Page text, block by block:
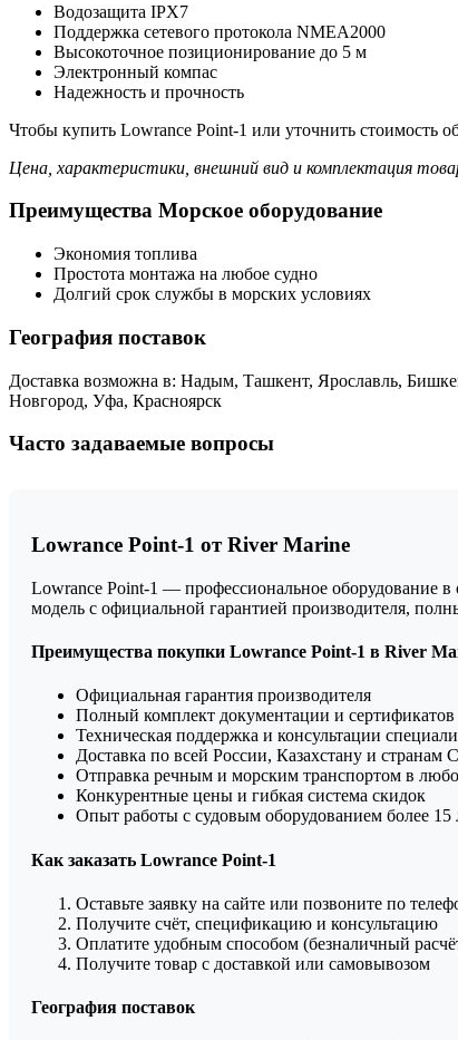
Водозащита IPX7
Поддержка сетевого протокола NMEA2000
Высокоточное позиционирование до 5 м
Электронный компас
Надежность и прочность
Чтобы купить Lowrance Point-1 или уточнить стоимость
Цена, характеристики, внешний вид и комплектация
Преимущества Морское оборудование
Экономия топлива
Простота монтажа на любое судно
Долгий срок службы в морских условиях
География поставок
Доставка возможна в: Надым, Ташкент, Ярославль,
Новгород, Уфа, Красноярск
Часто задаваемые вопросы
Lowrance Point-1 от River Marine
Lowrance Point-1 — профессиональное оборудование
модель с официальной гарантией производителя,
Преимущества покупки Lowrance Point-1 в River
Официальная гарантия производителя
Полный комплект документации и сертификатов
Техническая поддержка и консультации
Доставка по всей России, Казахстану и странам
Отправка речным и морским транспортом в
Конкурентные цены и гибкая система скидок
Опыт работы с судовым оборудованием более 15
Как заказать Lowrance Point-1
Оставьте заявку на сайте или позвоните по
Получите счёт, спецификацию и консультацию
Оплатите удобным способом (безналичный
Получите товар с доставкой или самовывозом
География поставок